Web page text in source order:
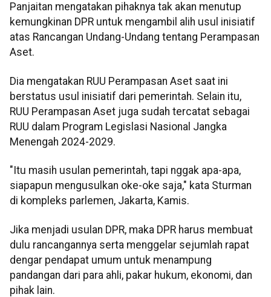
Panjaitan mengatakan pihaknya tak akan menutup
kemungkinan DPR untuk mengambil alih usul inisiatif
atas Rancangan Undang-Undang tentang Perampasan
Aset.
Dia mengatakan RUU Perampasan Aset saat ini
berstatus usul inisiatif dari pemerintah. Selain itu,
RUU Perampasan Aset juga sudah tercatat sebagai
RUU dalam Program Legislasi Nasional Jangka
Menengah 2024-2029.
"Itu masih usulan pemerintah, tapi nggak apa-apa,
siapapun mengusulkan oke-oke saja," kata Sturman
di kompleks parlemen, Jakarta, Kamis.
Jika menjadi usulan DPR, maka DPR harus membuat
dulu rancangannya serta menggelar sejumlah rapat
dengar pendapat umum untuk menampung
pandangan dari para ahli, pakar hukum, ekonomi, dan
pihak lain.